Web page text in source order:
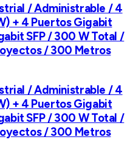
/ Administrable / 4
+ 4 Puertos Gigabit
SFP / 300 W Total /
/ 300 Metros
/ Administrable / 4
+ 4 Puertos Gigabit
SFP / 300 W Total /
/ 300 Metros